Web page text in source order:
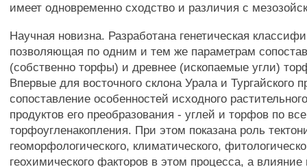
имеет одновременно сходство и различия с
Научная новизна. Разработана генетическая
позволяющая по одним и тем же параметрам
(собственно торфы) и древнее (ископаемые угли)
Впервые для восточного склона Урала и Тургайского
сопоставление особенностей исходного
продуктов его преобразования - углей и торфов по
торфоугленакопления. При этом показана роль
геоморфологического, климатического,
геохимического факторов в этом процесса, а влияние